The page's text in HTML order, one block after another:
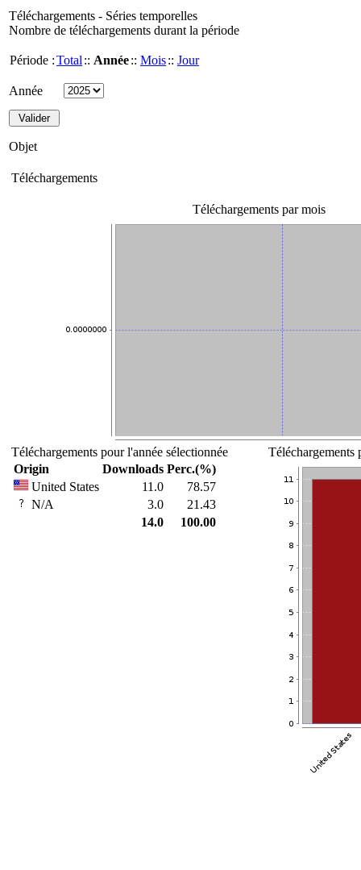
Téléchargements - Séries temporelles
Nombre de téléchargements durant la période
Période :Total :: Année:: Mois:: Jour
Année
Objet
Téléchargements
Téléchargements par mois
Téléchargements pour l'année sélectionnée
Origin
Downloads Perc.(%)
United States
11.0
78.57
N/A
3.0
21.43
14.0
100.00
Téléchargements